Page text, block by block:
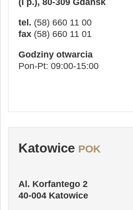
tel. (58) 660 11 00
fax (58) 660 11 01
Godziny otwarcia
Pon-Pt: 09:00-15:00
Katowice POK
Al. Korfantego 2
40-004 Katowice